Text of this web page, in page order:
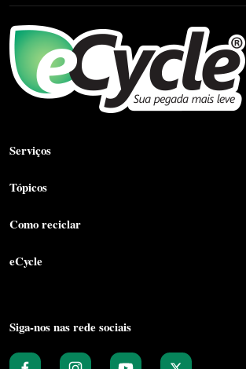
Serviços
Tópicos
Como reciclar
eCycle
Siga-nos nas rede sociais